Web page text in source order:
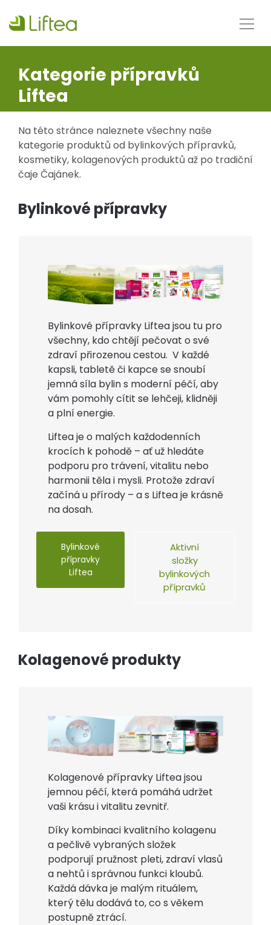
Kategorie přípravků
Liftea
Na této stránce naleznete všechny naše
kategorie produktů od bylinkových přípravků,
kosmetiky, kolagenových produktů až po tradiční
čaje Čajánek.
Bylinkové přípravky
Bylinkové přípravky Liftea jsou tu pro
všechny, kdo chtějí pečovat o své
zdraví přirozenou cestou. V každé
kapsli, tabletě či kapce se snoubí
jemná síla bylin s moderní péčí, aby
vám pomohly cítit se lehčeji, klidněji
a plní energie.
Liftea je o malých každodenních
krocích k pohodě – ať už hledáte
podporu pro trávení, vitalitu nebo
harmonii těla i mysli. Protože zdraví
začíná u přírody – a s Liftea je krásně
na dosah.
Bylinkové
přípravky
Liftea
Aktivní
složky
bylinkových
přípravků
Kolagenové produkty
Kolagenové přípravky Liftea jsou
jemnou péčí, která pomáhá udržet
vaši krásu i vitalitu zevnitř.
Díky kombinaci kvalitního kolagenu
a pečlivě vybraných složek
podporují pružnost pleti, zdraví vlasů
a nehtů i správnou funkci kloubů.
Každá dávka je malým rituálem,
který tělu dodává to, co s věkem
postupně ztrácí.